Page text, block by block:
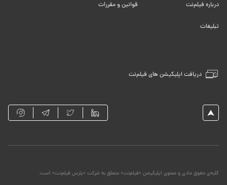
دریافت اپلیکیشن های فیلم‌نت
درباره فیلم‌نت قوانین و مقررات
تبلیغات
کلیه‌ی حقوق مادی و معنوی اپلیکیشن «فیلم‌نت» متعلق به شرکت «پارس فیلم‌نت» است.